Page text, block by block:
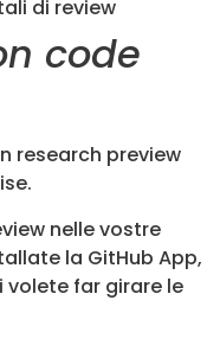
di review
code
research preview
nelle vostre
la GitHub App,
volete far girare le